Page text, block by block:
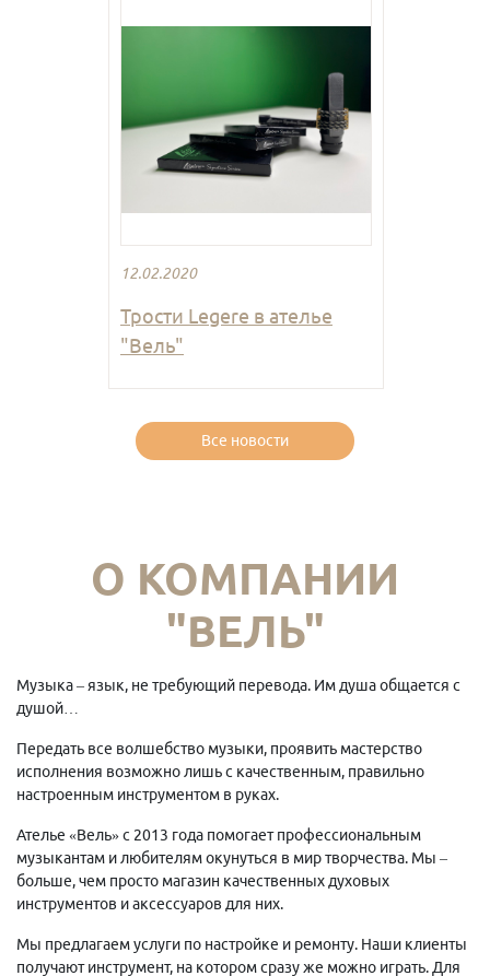
12.02.2020
Трости Legere в ателье
"Вель"
Все новости
О КОМПАНИИ
"ВЕЛЬ"
Музыка – язык, не требующий перевода. Им душа общается с
душой…
Передать все волшебство музыки, проявить мастерство
исполнения возможно лишь с качественным, правильно
настроенным инструментом в руках.
Ателье «Вель» с 2013 года помогает профессиональным
музыкантам и любителям окунуться в мир творчества. Мы –
больше, чем просто магазин качественных духовых
инструментов и аксессуаров для них.
Мы предлагаем услуги по настройке и ремонту. Наши клиенты
получают инструмент, на котором сразу же можно играть. Для